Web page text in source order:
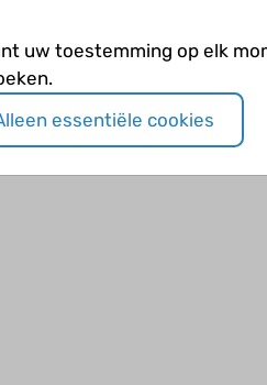
uw toestemming op elk
essentiële cookies